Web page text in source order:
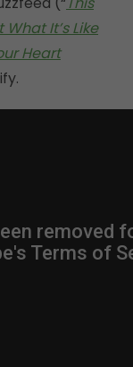
It’s Like
Heart